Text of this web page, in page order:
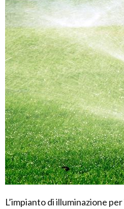
L’impianto di illuminazione